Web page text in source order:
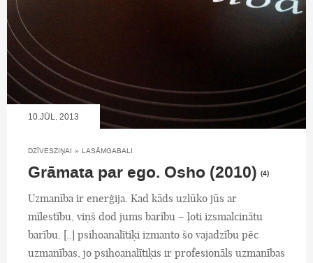
10.JŪL, 2013
DZĪVESZIŅAI » LASĀMGABALI
Grāmata par ego. Osho (2010) (4)
Uzmanība ir enerģija. Kad kāds uzlūko jūs ar
mīlestību, viņš dod jums barību – ļoti izsmalcinātu
barību. [..] psihoanalītiķi izmanto šo vajadzību pēc
uzmanības, jo psihoanalītiķis ir profesionāls uzmanības